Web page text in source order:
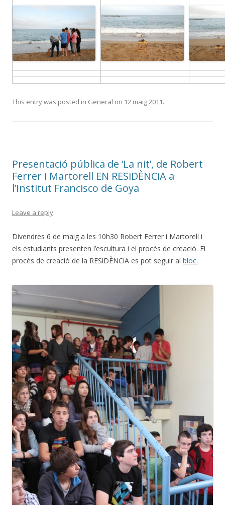
This entry was posted in General on 12 maig 2011.
Presentació pública de ‘La nit’, de Robert
Ferrer i Martorell EN RESiDÈNCiA a
l’Institut Francisco de Goya
Leave a reply
Divendres 6 de maig a les 10h30 Robert Ferrer i Martorell i
els estudiants presenten l’escultura i el procés de creació. El
procés de creació de la RESiDÈNCiA es pot seguir al bloc.